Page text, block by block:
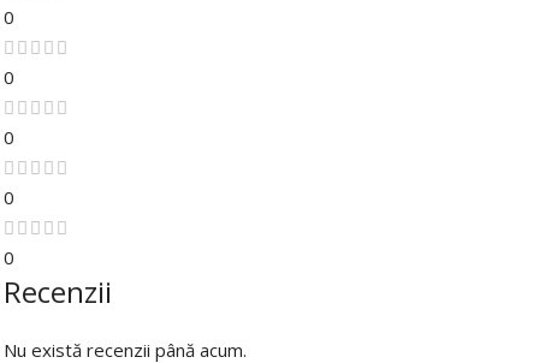
0
0
0
0
0
Recenzii
Nu există recenzii până acum.